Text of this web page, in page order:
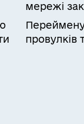
мережі
провулків